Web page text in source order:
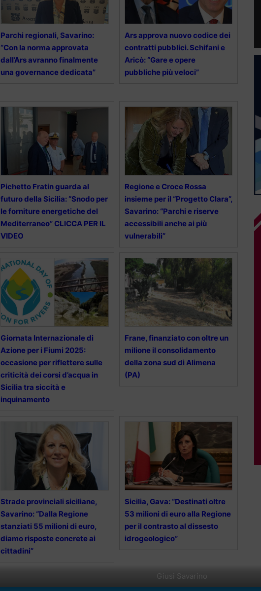
Giusi Savarino
Parchi regionali, Savarino:
“Con la norma approvata
dall’Ars avranno finalmente
una governance dedicata”
Ars approva nuovo codice dei
contratti pubblici. Schifani e
Aricò: “Gare e opere
pubbliche più veloci”
Pichetto Fratin guarda al
futuro della Sicilia: “Snodo per
le forniture energetiche del
Mediterraneo” CLICCA PER IL
VIDEO
Regione e Croce Rossa
insieme per il “Progetto Clara”,
Savarino: “Parchi e riserve
accessibili anche ai più
vulnerabili”
Giornata Internazionale di
Azione per i Fiumi 2025:
occasione per riflettere sulle
criticità dei corsi d’acqua in
Sicilia tra siccità e
inquinamento
Frane, finanziato con oltre un
milione il consolidamento
della zona sud di Alimena
(PA)
Strade provinciali siciliane,
Savarino: “Dalla Regione
stanziati 55 milioni di euro,
diamo risposte concrete ai
cittadini”
Sicilia, Gava: “Destinati oltre
53 milioni di euro alla Regione
per il contrasto al dissesto
idrogeologico”